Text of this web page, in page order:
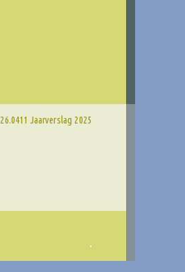
26.0411 Jaarverslag 2025